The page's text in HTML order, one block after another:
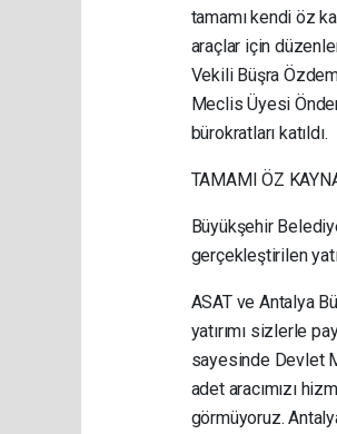
tamamı kendi öz
araçlar için
Vekili Büşra
Meclis Üyesi
bürokratları katıldı.
TAMAMI ÖZ
Büyükşehir
gerçekleştirilen
ASAT ve Antalya
yatırımı sizlerle
sayesinde Devlet
adet aracımızı
görmüyoruz.